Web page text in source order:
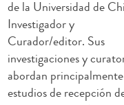
de la Universidad de
Investigador y
Curador/editor. Sus
investigaciones y
abordan principalmente
estudios de recepción